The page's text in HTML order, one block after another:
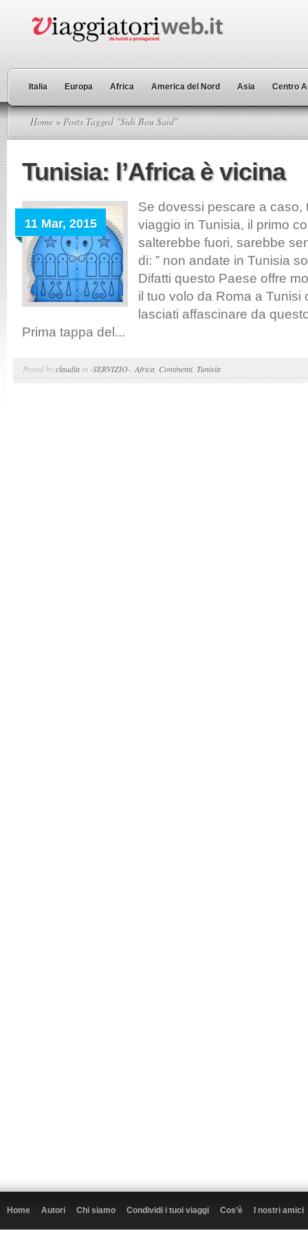
Italia Europa Africa America del Nord Asia Centro
Home » Posts Tagged "Sidi Bou Said"
Tunisia: l’Africa è vicina
11 Mar, 2015
Se dovessi pescare a caso,
viaggio in Tunisia, il primo
salterebbe fuori, sarebbe
di: ” non andate in Tunisia
Difatti questo Paese offre
il tuo volo da Roma a Tunisi
lasciati affascinare da
Prima tappa del...
Posted byclaudia in -SERVIZIO- Africa Continenti, Tunisia
Home Autori Chi siamo Condividi i tuoi viaggi Cos’è I nostri amici